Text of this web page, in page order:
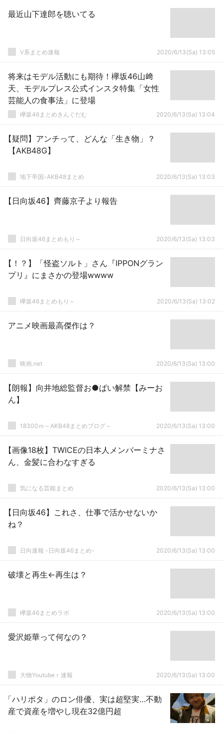
最近山下達郎を聴いてる
V系まとめ速報 2020/6/13(Sa) 13:05
将来はモデル活動にも期待！欅坂46山﨑
天、モデルプレス公式インスタ特集「女性
芸能人の食事法」に登場
欅坂46まとめきんぐだむ 2020/6/13(Sa) 13:04
【疑問】アンチって、どんな「生き物」？
【AKB48G】
地下帝国-AKB48まとめ 2020/6/13(Sa) 13:03
【日向坂46】齊藤京子より報告
日向坂46まとめもり～ 2020/6/13(Sa) 13:03
【！？】「怪盗ソルト」さん『IPPONグラン
プリ』にまさかの登場wwww
欅坂46まとめもり～ 2020/6/13(Sa) 13:02
アニメ映画最高傑作は？
映画.net 2020/6/13(Sa) 13:00
【朗報】向井地総監督お●ぱい解禁【みーお
ん】
18300ｍ～AKB48まとめブログ～ 2020/6/13(Sa) 13:00
【画像18枚】TWICEの日本人メンバーミナさ
ん、金髪に合わなすぎる
気になる芸能まとめ 2020/6/13(Sa) 13:00
【日向坂46】これさ、仕事で活かせないか
ね？
日向速報 -日向坂46まとめ- 2020/6/13(Sa) 13:00
破壊と再生←再生は？
欅坂46まとめラボ 2020/6/13(Sa) 13:00
愛沢姫華って何なの？
大物Youtubeｒ速報 2020/6/13(Sa) 13:00
「ハリポタ」のロン俳優、実は超堅実…不動
産で資産を増やし現在32億円超